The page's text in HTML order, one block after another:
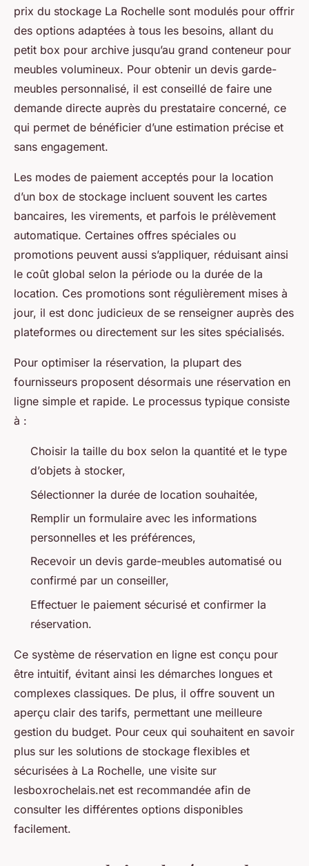
prix du stockage La Rochelle sont modulés pour offrir
des options adaptées à tous les besoins, allant du
petit box pour archive jusqu’au grand conteneur pour
meubles volumineux. Pour obtenir un devis garde-
meubles personnalisé, il est conseillé de faire une
demande directe auprès du prestataire concerné, ce
qui permet de bénéficier d’une estimation précise et
sans engagement.
Les modes de paiement acceptés pour la location
d’un box de stockage incluent souvent les cartes
bancaires, les virements, et parfois le prélèvement
automatique. Certaines offres spéciales ou
promotions peuvent aussi s’appliquer, réduisant ainsi
le coût global selon la période ou la durée de la
location. Ces promotions sont régulièrement mises à
jour, il est donc judicieux de se renseigner auprès des
plateformes ou directement sur les sites spécialisés.
Pour optimiser la réservation, la plupart des
fournisseurs proposent désormais une réservation en
ligne simple et rapide. Le processus typique consiste
à :
Choisir la taille du box selon la quantité et le type
d’objets à stocker,
Sélectionner la durée de location souhaitée,
Remplir un formulaire avec les informations
personnelles et les préférences,
Recevoir un devis garde-meubles automatisé ou
confirmé par un conseiller,
Effectuer le paiement sécurisé et confirmer la
réservation.
Ce système de réservation en ligne est conçu pour
être intuitif, évitant ainsi les démarches longues et
complexes classiques. De plus, il offre souvent un
aperçu clair des tarifs, permettant une meilleure
gestion du budget. Pour ceux qui souhaitent en savoir
plus sur les solutions de stockage flexibles et
sécurisées à La Rochelle, une visite sur
lesboxrochelais.net est recommandée afin de
consulter les différentes options disponibles
facilement.